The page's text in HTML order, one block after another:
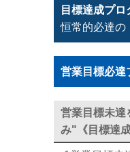
目標達成プロ
恒常的必達の
営業目標必達
営業目標未達
み"《目標達